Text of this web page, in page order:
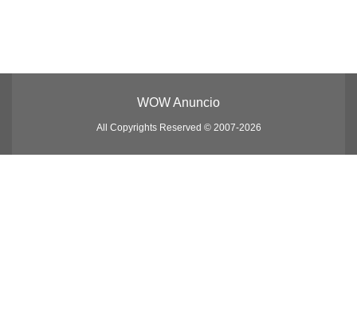
WOW Anuncio
All Copyrights Reserved © 2007-2026